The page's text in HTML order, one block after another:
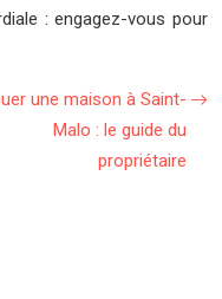
: engagez-vous pour
une maison à Saint-
Malo : le guide du
propriétaire